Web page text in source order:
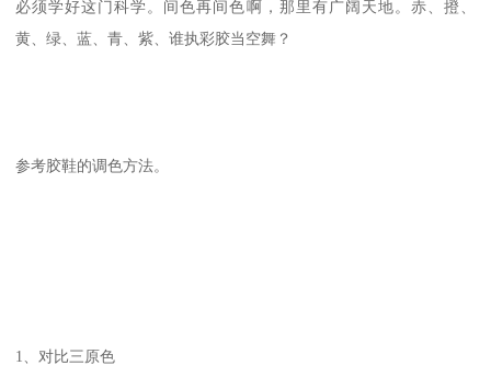
必须学好这门科学。间色再间色啊，那里有广阔天地。赤、撜、
黄、绿、蓝、青、紫、谁执彩胶当空舞？
参考胶鞋的调色方法。
1、对比三原色